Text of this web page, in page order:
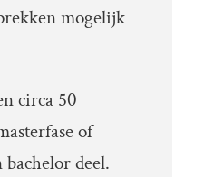
mogelijk
circa 50
of
deel.